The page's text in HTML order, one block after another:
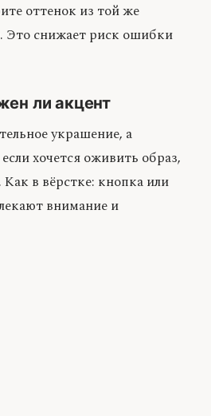
оттенок из той же
Это снижает риск ошибки
ли акцент
украшение, а
хочется оживить образ,
в вёрстке: кнопка или
внимание и